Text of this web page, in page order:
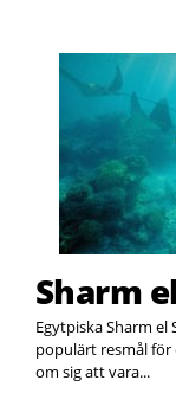
Sharm
Egytpiska Sharm
populärt resmål
om sig att vara...